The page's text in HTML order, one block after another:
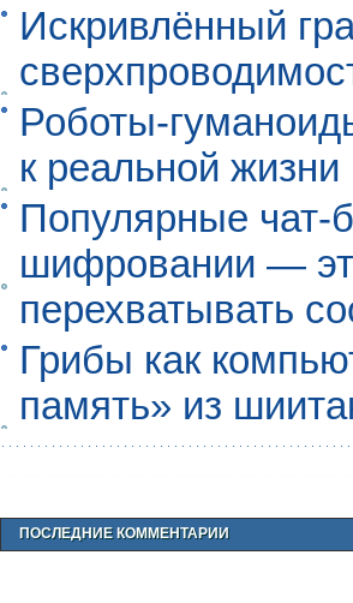
Искривлённый
Роботы-
к реальной жизни
Популярные чат-
шифровании —
перехватывать
Грибы как
память» из
ПОСЛЕДНИЕ КОММЕНТАРИИ